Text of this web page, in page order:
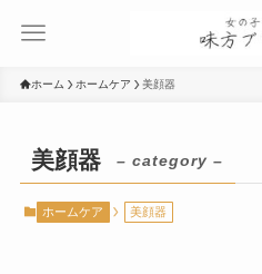
ホーム ホームケア 美顔器
美顔器 – category –
ホームケア 美顔器